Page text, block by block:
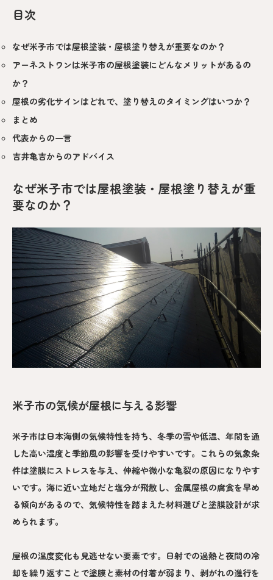
目次
なぜ米子市では屋根塗装・屋根塗り替えが重要なのか？
アーネストワンは米子市の屋根塗装にどんなメリットがあるの
か？
屋根の劣化サインはどれで、塗り替えのタイミングはいつか？
まとめ
代表からの一言
吉井亀吉からのアドバイス
なぜ米子市では屋根塗装・屋根塗り替えが重
要なのか？
米子市の気候が屋根に与える影響
米子市は日本海側の気候特性を持ち、冬季の雪や低温、年間を通
した高い湿度と季節風の影響を受けやすいです。これらの気象条
件は塗膜にストレスを与え、伸縮や微小な亀裂の原因になりやす
いです。海に近い立地だと塩分が飛散し、金属屋根の腐食を早め
る傾向があるので、気候特性を踏まえた材料選びと塗膜設計が求
められます。
屋根の温度変化も見逃せない要素です。日射での過熱と夜間の冷
却を繰り返すことで塗膜と素材の付着が弱まり、剥がれの進行を